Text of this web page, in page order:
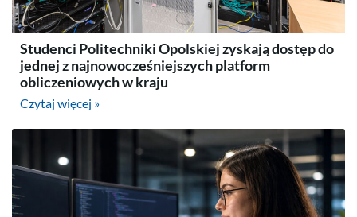
Studenci Politechniki Opolskiej zyskają dostęp do
jednej z najnowocześniejszych platform
obliczeniowych w kraju
Czytaj więcej »